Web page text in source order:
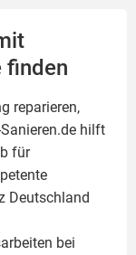
finden
reparieren,
hilft
für
Deutschland
bei